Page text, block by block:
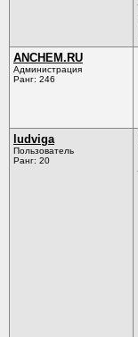
ANCHEM.RU
Администрация
Ранг: 246
ludviga
Пользователь
Ранг: 20